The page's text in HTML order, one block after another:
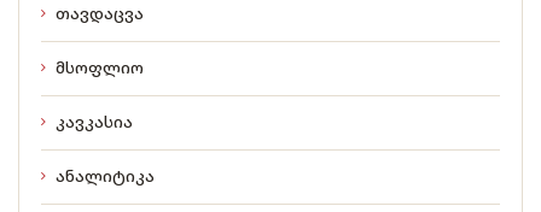
თავდაცვა
მსოფლიო
კავკასია
ანალიტიკა